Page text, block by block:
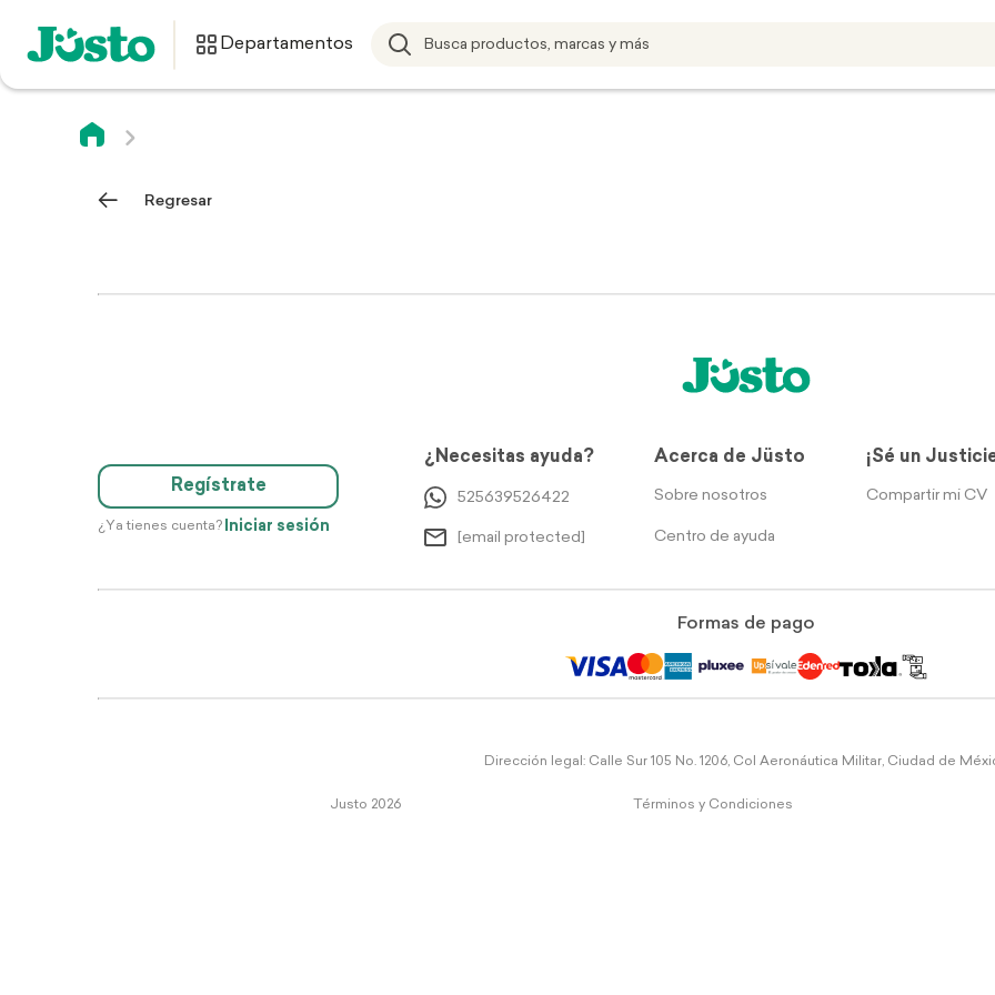
Departamentos
Regresar
Regístrate
¿Ya tienes cuenta? Iniciar sesión
¿Necesitas ayuda?
525639526422
[email protected]
Acerca de Jüsto
Sobre nosotros
Centro de ayuda
¡Sé un
Compartir mi CV
Formas de pago
Dirección legal: Calle Sur 105 No. 1206, Col Aeronáutica Militar, Ciudad de
Justo 2026 Términos y Condiciones